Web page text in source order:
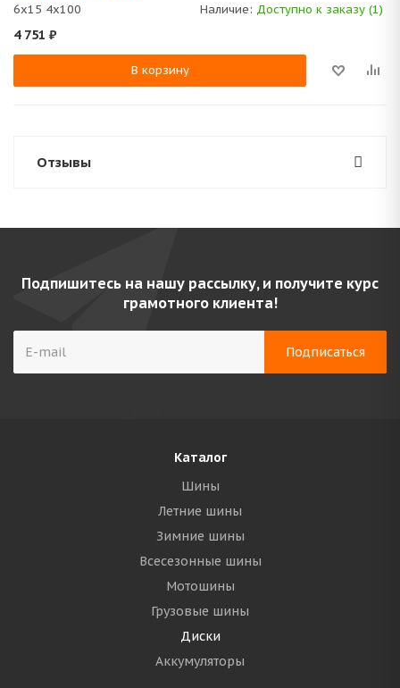
6x15 4x100 Наличие: Доступно к заказу (1)
4 751 ₽
В корзину
Отзывы
Подпишитесь на нашу рассылку, и получите курс
грамотного клиента!
Каталог
Шины
Летние шины
Зимние шины
Всесезонные шины
Мотошины
Грузовые шины
Диски
Аккумуляторы